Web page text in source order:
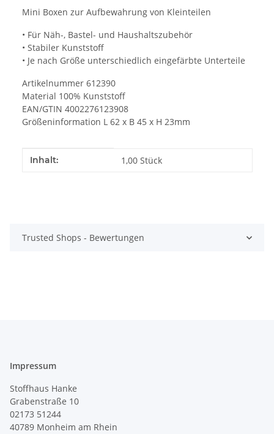
Mini Boxen zur Aufbewahrung von Kleinteilen
• Für Näh-, Bastel- und Haushaltszubehör
• Stabiler Kunststoff
• Je nach Größe unterschiedlich eingefärbte Unterteile
Artikelnummer 612390
Material 100% Kunststoff
EAN/GTIN 4002276123908
Größeninformation L 62 x B 45 x H 23mm
Produkteigenschaft
Wert
Inhalt: 1,00 Stück
Trusted Shops - Bewertungen
Impressum
Stoffhaus Hanke
Grabenstraße 10
02173 51244
40789 Monheim am Rhein